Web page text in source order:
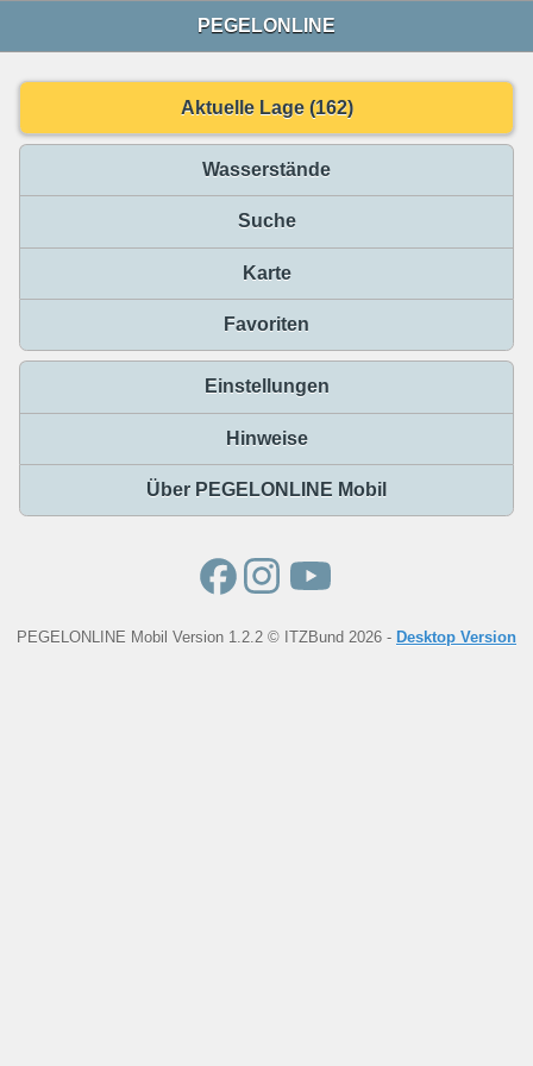
PEGELONLINE
Aktuelle Lage (162)
Wasserstände
Suche
Karte
Favoriten
Einstellungen
Hinweise
Über PEGELONLINE Mobil
PEGELONLINE Mobil Version 1.2.2 © ITZBund 2026 - Desktop Version